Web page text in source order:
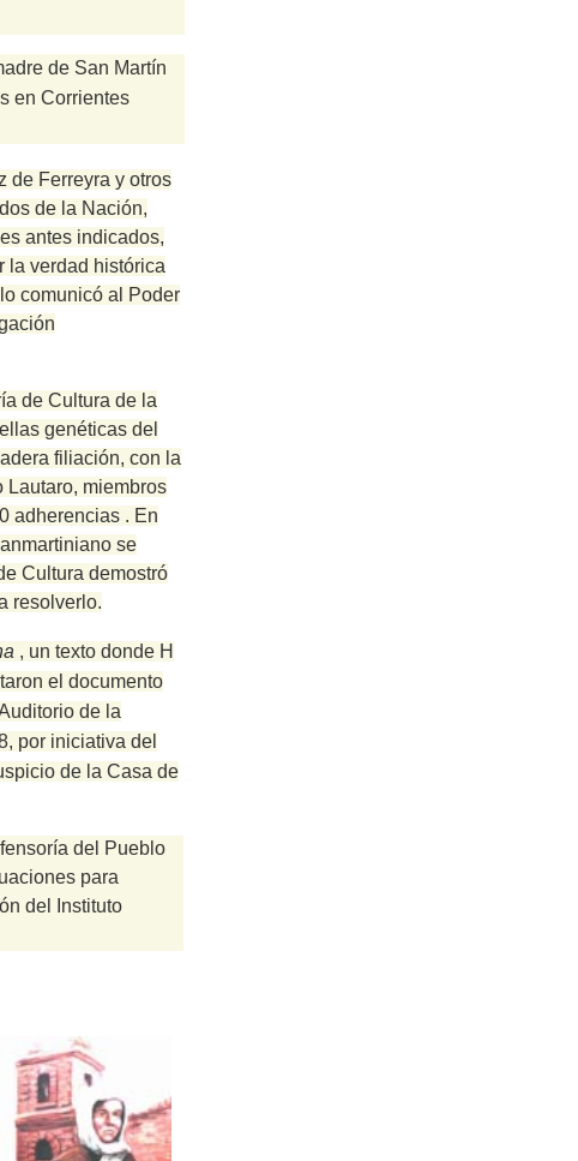
de San Martín
en Corrientes
de Ferreyra y otros
de la Nación,
antes indicados,
la verdad histórica
comunicó al Poder
de Cultura de la
genéticas del
filiación, con la
Lautaro, miembros
adherencias . En
se
Cultura demostró
resolverlo.
, un texto donde H
el documento
de la
por iniciativa del
de la Casa de
del Pueblo
para
del Instituto